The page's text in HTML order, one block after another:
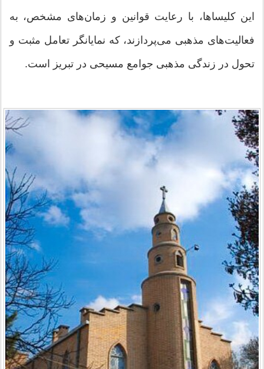
این کلیساها، با رعایت قوانین و زمان‌های مشخص، به
فعالیت‌های مذهبی می‌پردازند، که نمایانگر تعامل مثبت و
تحول در زندگی مذهبی جوامع مسیحی در تبریز است.